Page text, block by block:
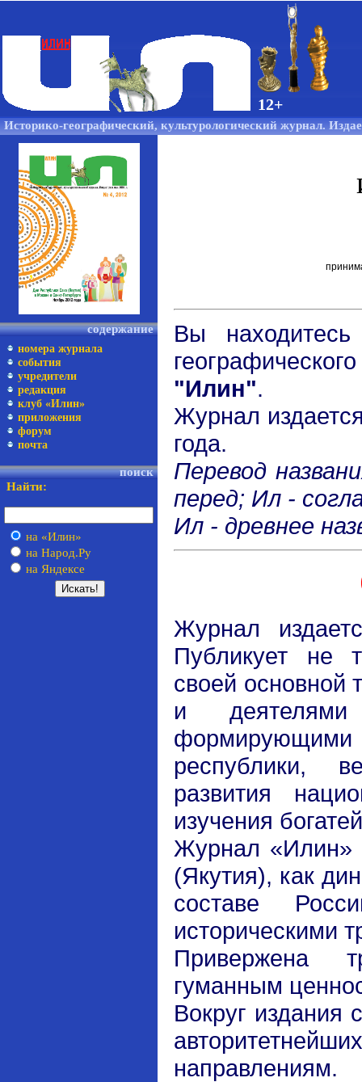
12+
Историко-географический, культурологический журнал.
содержание
номера журнала
события
учредители
редакция
клуб «Илин»
приложения
форум
почта
поиск
Найти:
на «Илин»
на Народ.Ру
на Яндексе
Вы
"Илин".
Журнал
года.
Перевод
перед; Ил -
Ил - древнее
Журнал
Публикует не
своей основной
и
республики,
развития
изучения
Журнал «Илин»
(Якутия), как
составе
историческими
Привержена
гуманным
Вокруг издания
направлениям.